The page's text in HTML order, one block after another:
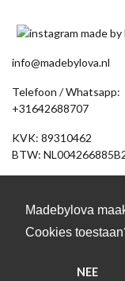
Madebylova
Cookies
NEE
info@madebylova.nl
Telefoon / Whatsapp:
+31642688707
KVK: 89310462
BTW:
(Let op: geen